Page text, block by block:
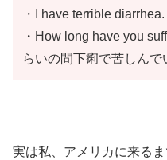
・I have terrible
・How long have you
らいの間下痢で苦しんで
実は私、アメリカに来る